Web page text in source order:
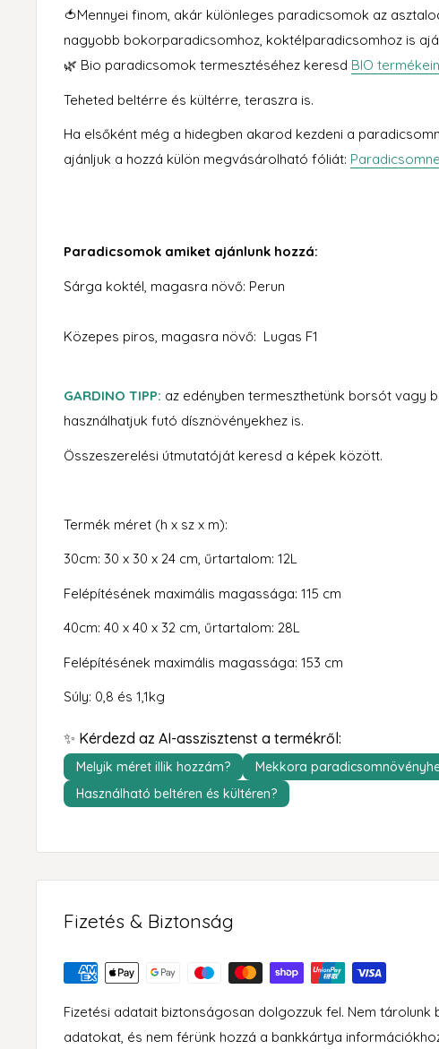
🍅Mennyei finom, akár különleges paradicsomok az
nagyobb bokorparadicsomhoz, koktélparadicsomhoz is
🌿 Bio paradicsomok termesztéséhez keresd BIO
Teheted beltérre és kültérre, teraszra is.
Ha elsőként még a hidegben akarod kezdeni a
ajánljuk a hozzá külön megvásárolható fóliát:
Paradicsomok amiket ajánlunk hozzá:
Sárga koktél, magasra növő: Perun
Közepes piros, magasra növő: Lugas F1
GARDINO TIPP: az edényben termeszthetünk borsót vagy
használhatjuk futó dísznövényekhez is.
Összeszerelési útmutatóját keresd a képek között.
Termék méret (h x sz x m):
30cm: 30 x 30 x 24 cm, űrtartalom: 12L
Felépítésének maximális magassága: 115 cm
40cm: 40 x 40 x 32 cm, űrtartalom: 28L
Felépítésének maximális magassága: 153 cm
Súly: 0,8 és 1,1kg
✨ Kérdezd az AI-asszisztenst a termékről:
Melyik méret illik hozzám?
Mekkora
Használható beltéren és kültéren?
Fizetés & Biztonság
Fizetési adatait biztonságosan dolgozzuk fel. Nem tárolunk
adatokat, és nem férünk hozzá a bankkártya